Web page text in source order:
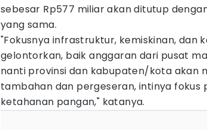
sebesar Rp577 miliar akan ditutup
yang sama.
"Fokusnya infrastruktur, kemiskinan, dan
gelontorkan, baik anggaran dari pusat
nanti provinsi dan kabupaten/kota akan
tambahan dan pergeseran, intinya fokus
ketahanan pangan," katanya.